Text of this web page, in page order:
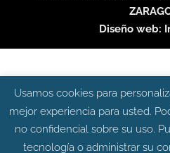
Diseño web:
Usamos cookies para
mejor experiencia para usted.
no confidencial sobre su uso.
tecnología o administrar su